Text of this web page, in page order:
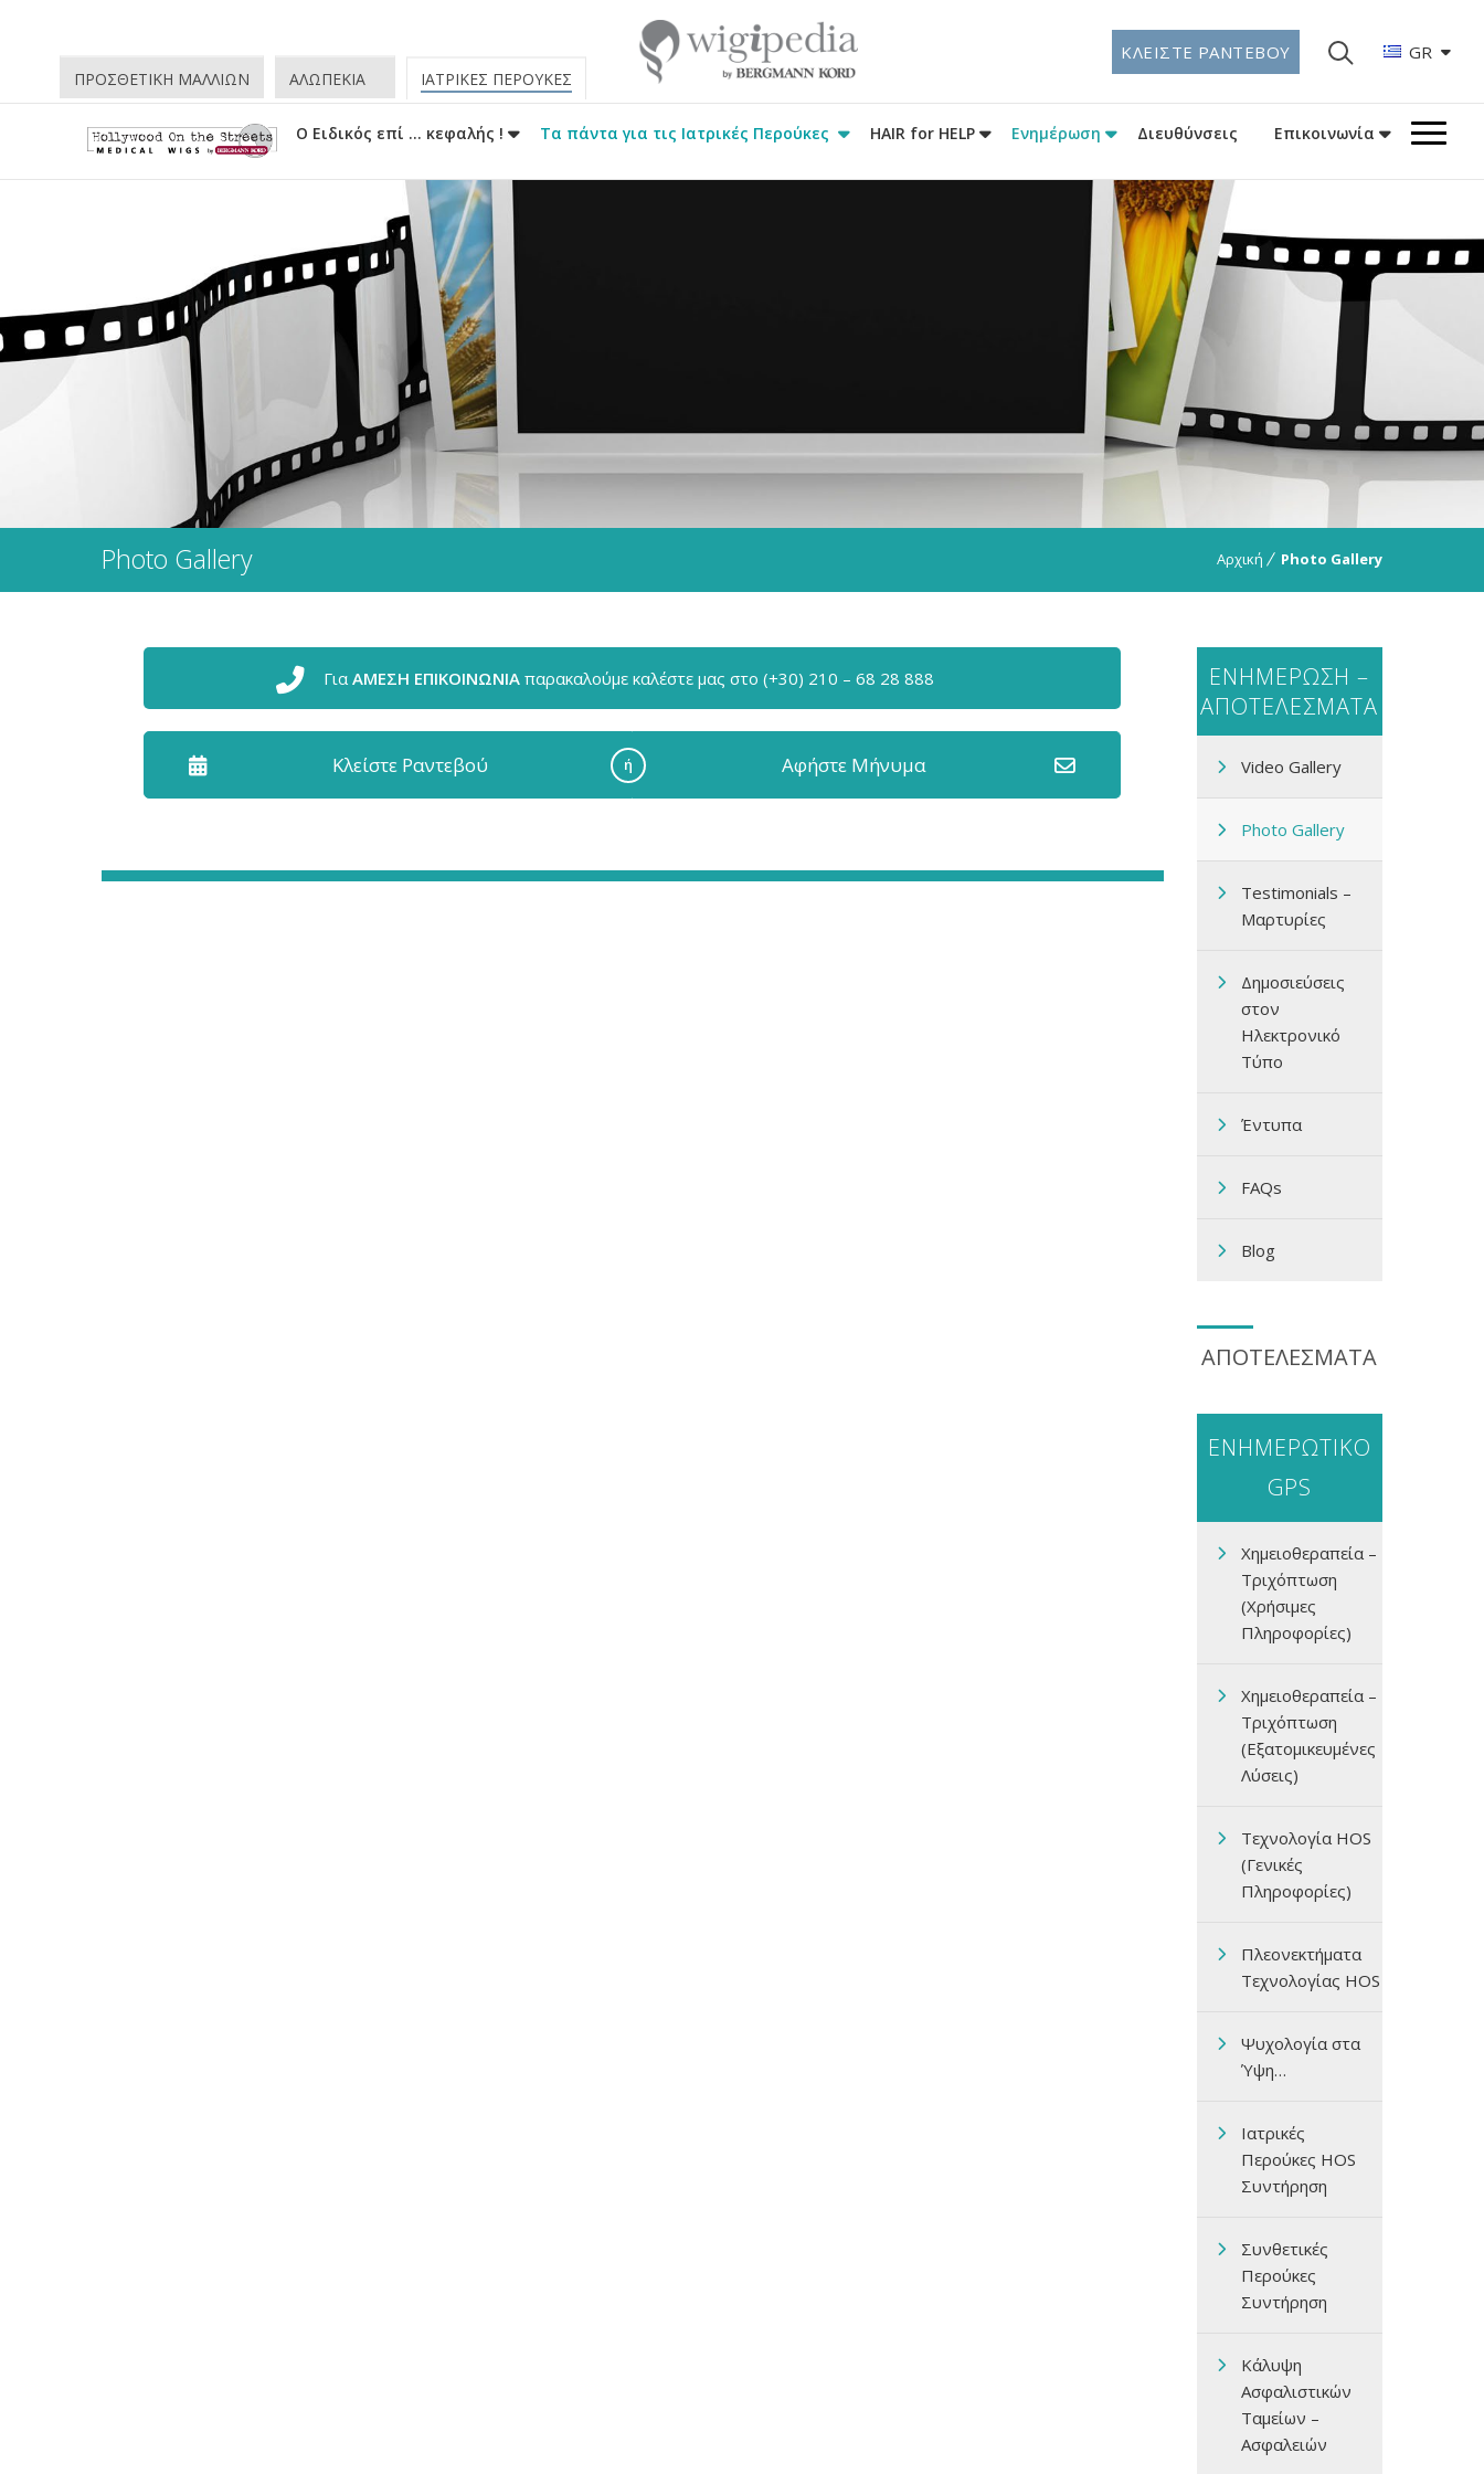
ΚΛΕΙΣΤΕ ΡΑΝΤΕΒΟΥ GR
O Ειδικός επί … κεφαλής ! Τα πάντα για τις Ιατρικές Περούκες HAIR for HELP Ενημέρωση Διευθύνσεις Επικοινωνία
ΠΡΟΣΘΕΤΙΚΗ ΜΑΛΛΙΩΝ ΑΛΩΠΕΚΙΑ ΙΑΤΡΙΚΕΣ ΠΕΡΟΥΚΕΣ
Photo Gallery Αρχική Photo Gallery
ΓιαΑΜΕΣΗ ΕΠΙΚΟΙΝΩΝΙΑ παρακαλούμε καλέστε μας στο (+30) 210 – 68 28 888
Κλείστε Ραντεβού ή Aφήστε Μήνυμα
ΕΝΗΜΕΡΩΣΗ –
ΑΠΟΤΕΛΕΣΜΑΤΑ
Video Gallery
Photo Gallery
Testimonials –
Μαρτυρίες
Δημοσιεύσεις
στον
Ηλεκτρονικό
Τύπο
Έντυπα
FAQs
Blog
ΑΠΟΤΕΛΕΣΜΑΤΑ
ΕΝΗΜΕΡΩΤΙΚΟ
GPS
Χημειοθεραπεία –
Τριχόπτωση
(Χρήσιμες
Πληροφορίες)
Χημειοθεραπεία –
Τριχόπτωση
(Εξατομικευμένες
Λύσεις)
Τεχνολογία HOS
(Γενικές
Πληροφορίες)
Πλεονεκτήματα
Τεχνολογίας HOS
Ψυχολογία στα
Ύψη…
Ιατρικές
Περούκες HOS
Συντήρηση
Συνθετικές
Περούκες
Συντήρηση
Κάλυψη
Ασφαλιστικών
Ταμείων –
Ασφαλειών